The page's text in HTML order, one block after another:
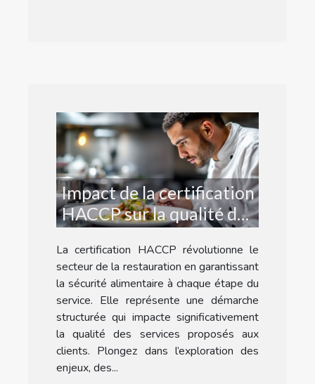
Impact de la certification
HACCP sur la qualité des
services de restauration
?
La certification HACCP révolutionne le
secteur de la restauration en garantissant
la sécurité alimentaire à chaque étape du
service. Elle représente une démarche
structurée qui impacte significativement
la qualité des services proposés aux
clients. Plongez dans l’exploration des
enjeux, des...